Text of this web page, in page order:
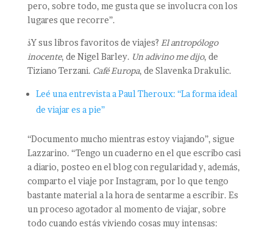
pero, sobre todo, me gusta que se involucra con los
lugares que recorre”.
¿Y sus libros favoritos de viajes? El antropólogo
inocente, de Nigel Barley. Un adivino me dijo, de
Tiziano Terzani. Café Europa, de Slavenka Drakulic.
Leé una entrevista a Paul Theroux: “La forma ideal
de viajar es a pie”
“Documento mucho mientras estoy viajando”, sigue
Lazzarino. “Tengo un cuaderno en el que escribo casi
a diario, posteo en el blog con regularidad y, además,
comparto el viaje por Instagram, por lo que tengo
bastante material a la hora de sentarme a escribir. Es
un proceso agotador al momento de viajar, sobre
todo cuando estás viviendo cosas muy intensas: